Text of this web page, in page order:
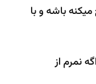
باشه و با
نمرم از